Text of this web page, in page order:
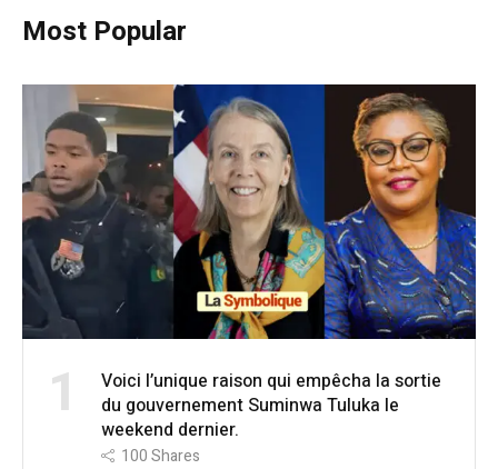
Most Popular
1
Voici l’unique raison qui empêcha la sortie
du gouvernement Suminwa Tuluka le
weekend dernier.
100Shares